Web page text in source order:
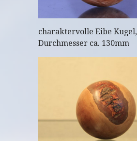
charaktervolle Eibe Kugel,
Durchmesser ca. 130mm